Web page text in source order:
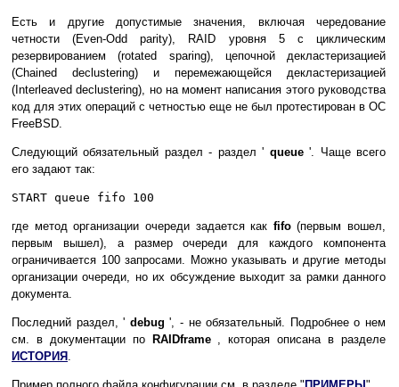
Есть и другие допустимые значения, включая чередование
четности (Even-Odd parity), RAID уровня 5 с циклическим
резервированием (rotated sparing), цепочной декластеризацией
(Chained declustering) и перемежающейся декластеризацией
(Interleaved declustering), но на момент написания этого руководства
код для этих операций с четностью еще не был протестирован в ОС
FreeBSD.
Следующий обязательный раздел - раздел ' queue'. Чаще всего
его задают так:
START queue fifo 100
где метод организации очереди задается как fifo(первым вошел,
первым вышел), а размер очереди для каждого компонента
ограничивается 100 запросами. Можно указывать и другие методы
организации очереди, но их обсуждение выходит за рамки данного
документа.
Последний раздел, ' debug', - не обязательный. Подробнее о нем
см. в документации по
RAIDframe , которая описана в разделе
ИСТОРИЯ .